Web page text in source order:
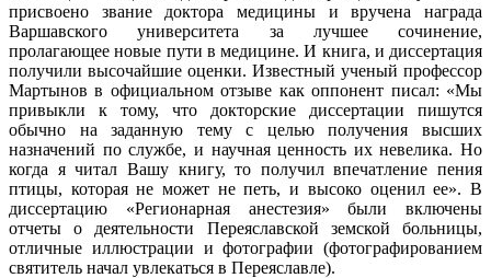
присвоено звание доктора медицины и вручена награда
Варшавского университета за лучшее сочинение,
пролагающее новые пути в медицине. И книга, и диссертация
получили высочайшие оценки. Известный ученый профессор
Мартынов в официальном отзыве как оппонент писал: «Мы
привыкли к тому, что докторские диссертации пишутся
обычно на заданную тему с целью получения высших
назначений по службе, и научная ценность их невелика. Но
когда я читал Вашу книгу, то получил впечатление пения
птицы, которая не может не петь, и высоко оценил ее». В
диссертацию «Регионарная анестезия» были включены
отчеты о деятельности Переяславской земской больницы,
отличные иллюстрации и фотографии (фотографированием
святитель начал увлекаться в Переяславле).